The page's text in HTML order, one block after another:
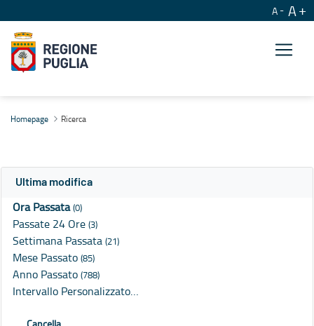
A A
Homepage Ricerca
Ultima modifica
Ora Passata(0)
Passate 24 Ore (3)
Settimana Passata (21)
Mese Passato (85)
Anno Passato (788)
Intervallo Personalizzato…